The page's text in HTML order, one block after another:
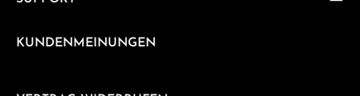
KUNDENMEINUNGEN